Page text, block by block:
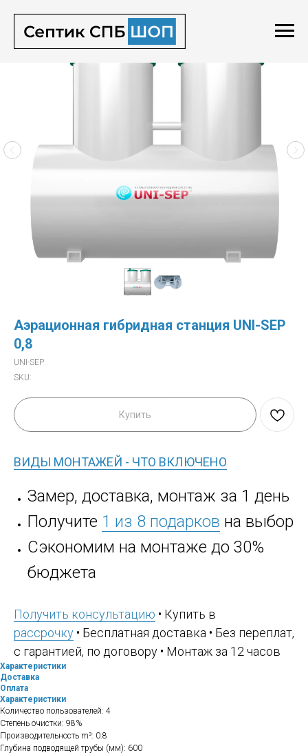
Аэрационная гибридная станция UNI-SEP
0,8
UNI-SEP
SKU:
Купить
ВИДЫ МОНТАЖЕЙ - ЧТО ВКЛЮЧЕНО
Замер, доставка, монтаж за 1 день
Получите 1 из 8 подарков на выбор
Сэкономим на монтаже до 30%
бюджета
Получить консультацию • Купить в
рассрочку • Бесплатная доставка • Без переплат,
с гарантией, по договору • Монтаж за 12 часов
Характеристики
Доставка
Оплата
Характеристики
Количество пользователей: 4
Степень очистки: 98%
Производительность m³: 0.8
Глубина подводящей трубы (мм): 600